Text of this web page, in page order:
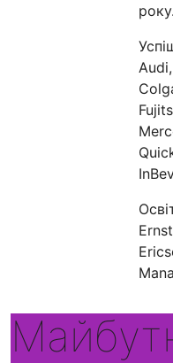
року.